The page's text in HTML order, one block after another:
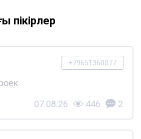
пікірлер
+79651360077
07.08.26 446 2